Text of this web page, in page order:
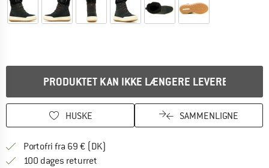
PRODUKTET KAN IKKE LÆNGERE LEVERES
HUSKE SAMMENLIGNE
Portofri fra 69 € (DK)
100 dages returret